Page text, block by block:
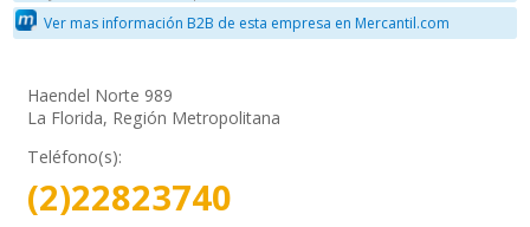
Ver mas información B2B de esta empresa en Mercantil.com
Haendel Norte 989
La Florida, Región Metropolitana
Teléfono(s):
(2)22823740